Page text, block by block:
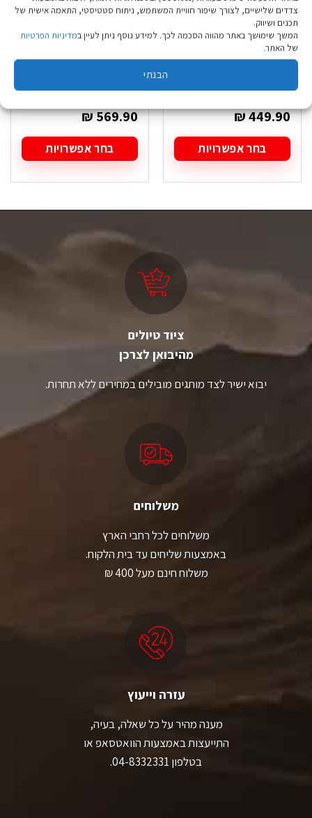
צדדים שלישיים, לצורך שיפור חוויית המשתמש, ניתוח סטטיסטי, התאמה אישית של
תכנים ושיווק.
המשך שימושך באתר מהווה הסכמה לכך. למידע נוסף ניתן לעיין במדיניות הפרטיות
של האתר.
הבנתי
נעל Hoka Transport
גברים
₪449.90
בחר אפשרויות
זה
מספר
האפשרויות
נעל ריצה Hoka Bondi
חצות/ורסיטי גברים
₪569.90
בחר אפשרויות
זה
מספר
ניתן
לבחור
האפשרויות
המוצר
ציוד טיולים
מהיבואן לצרכן
יבוא ישיר לצד מותגים מובילים במחירים ללא תחרות.
משלוחים
משלוחים לכל רחבי הארץ
באמצעות שליחים עד בית הלקוח.
משלוח חינם מעל 400 ₪
עזרה וייעוץ
מענה מהיר על כל שאלה, בעיה,
התייעצות באמצעות הוואטסאפ או
בטלפון 04-8332331.